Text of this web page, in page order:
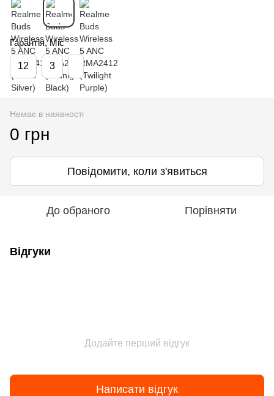
Гарантія, Міс
12 3
Немає в наявності
0 грн
Повідомити, коли з'явиться
До обраного Порівняти
Відгуки
Додайте перший відгук
Написати відгук